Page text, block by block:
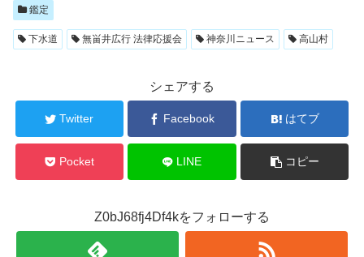
鑑定
下水道 無畄井広行 法律応援会 神奈川ニュース 高山村
シェアする
Twitter Facebook はてブ
Pocket LINE コピー
Z0bJ68fj4Df4kをフォローする